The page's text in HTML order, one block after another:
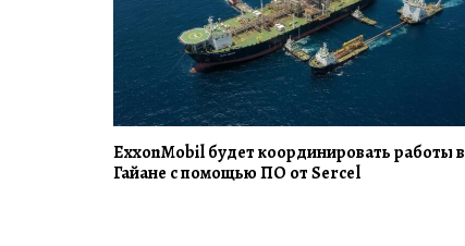
ExxonMobil будет координировать работы в
Гайане с помощью ПО от Sercel